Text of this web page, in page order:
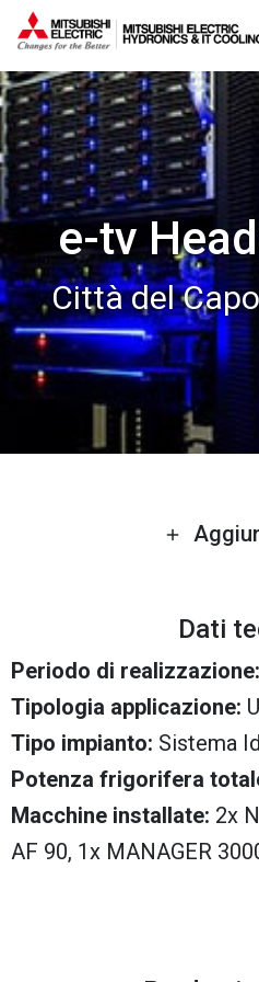
e-tv
Città del
Dati
Periodo di realizzazione:
Tipologia applicazione:
Tipo impianto: Sistema
Potenza frigorifera
Macchine installate: 2x
AF 90, 1x MANAGER